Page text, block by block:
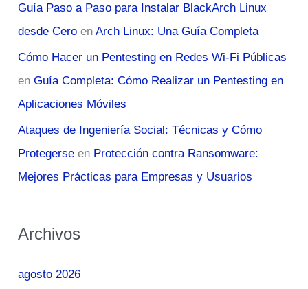
Guía Paso a Paso para Instalar BlackArch Linux
desde Cero enArch Linux: Una Guía Completa
Cómo Hacer un Pentesting en Redes Wi-Fi Públicas
enGuía Completa: Cómo Realizar un Pentesting en
Aplicaciones Móviles
Ataques de Ingeniería Social: Técnicas y Cómo
Protegerse en Protección contra Ransomware:
Mejores Prácticas para Empresas y Usuarios
Archivos
agosto 2026